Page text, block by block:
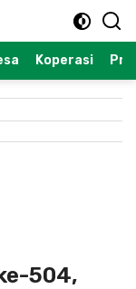
Koperasi
504,